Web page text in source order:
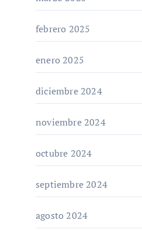
febrero 2025
enero 2025
diciembre 2024
noviembre 2024
octubre 2024
septiembre 2024
agosto 2024